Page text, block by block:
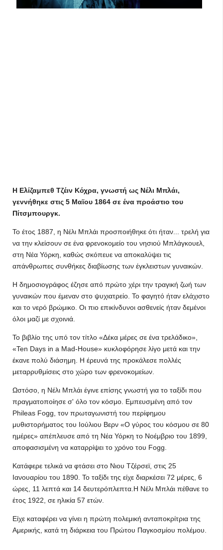
Η Ελίζαμπεθ Τζέιν Κόχρα, γνωστή ως Νέλι Μπλάι,
γεννήθηκε στις 5 Μαϊου 1864 σε ένα προάστιο του
Πίτσμπουργκ.
Το έτος 1887, η Νέλι Μπλάι προσποιήθηκε ότι ήταν... τρελή για
να την κλείσουν σε ένα φρενοκομείο του νησιού Μπλάγκουελ,
στη Νέα Υόρκη, καθώς σκόπευε να αποκαλύψει τις
απάνθρωπες συνθήκες διαβίωσης των έγκλειστων γυναικών.
Η δημοσιογράφος έζησε από πρώτο χέρι την τραγική ζωή των
γυναικών που έμεναν στο ψυχιατρείο. Το φαγητό ήταν ελάχιστο
και το νερό βρώμικο. Οι πιο επικίνδυνοι ασθενείς ήταν δεμένοι
όλοι μαζί με σχοινιά.
Το βιβλίο της υπό τον τίτλο «Δέκα μέρες σε ένα τρελάδικο»,
«Ten Days in a Mad-House» κυκλοφόρησε λίγο μετά και την
έκανε πολύ διάσημη. Η έρευνά της προκάλεσε πολλές
μεταρρυθμίσεις στο χώρο των φρενοκομείων.
Ωστόσο, η Νέλι Μπλάι έγινε επίσης γνωστή για το ταξίδι που
πραγματοποίησε σ' όλο τον κόσμο. Εμπευσμένη από τον
Phileas Fogg, τον πρωταγωνιστή του περίφημου
μυθιστορήματος του Ιούλιου Βερν «Ο γύρος του κόσμου σε 80
ημέρες» απέπλευσε από τη Νέα Υόρκη το Νοέμβριο του 1899,
αποφασισμένη να καταρρίψει το χρόνο του Fogg.
Κατάφερε τελικά να φτάσει στο Νιου Τζέρσεϊ, στις 25
Ιανουαρίου του 1890. Το ταξίδι της είχε διαρκέσει 72 μέρες, 6
ώρες, 11 λεπτά και 14 δευτερόπλεπτα.Η Νέλι Μπλάι πέθανε το
έτος 1922, σε ηλικία 57 ετών.
Είχε καταφέρει να γίνει η πρώτη πολεμική ανταποκρίτρια της
Αμερικής, κατά τη διάρκεια του Πρώτου Παγκοσμίου πολέμου.